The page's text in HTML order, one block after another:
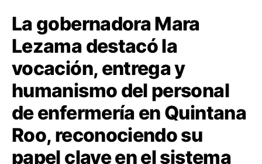
La gobernadora Mara
Lezama destacó la
vocación, entrega y
humanismo del personal
de enfermería en Quintana
Roo, reconociendo su
papel clave en el sistema